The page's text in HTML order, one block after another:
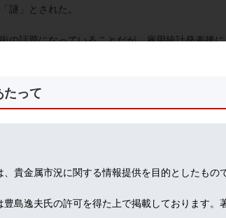
謎」とされた。
の話題になっていることだが、雇用統計発表後
が出ているわけだ」と述べていた。
月９日には、ジェファーソン副議長、ローガン
月FOMCでのパウエル議長の想定を超えるタカ
争点は、米財政不安による米国債利回り上昇の
たって
貴金属市況に関する情報提供を目的としたも
島逸夫氏の許可を得た上で掲載しております